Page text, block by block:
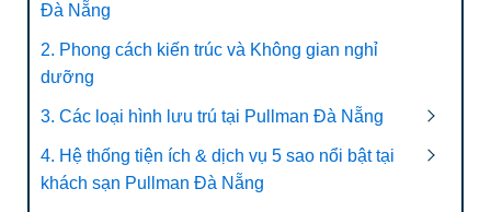
Đà Nẵng
2. Phong cách kiến trúc và Không gian nghỉ
dưỡng
3. Các loại hình lưu trú tại Pullman Đà Nẵng
4. Hệ thống tiện ích & dịch vụ 5 sao nổi bật tại
khách sạn Pullman Đà Nẵng